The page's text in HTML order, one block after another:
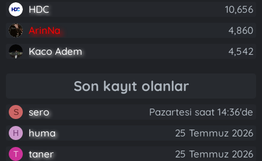
HDC
10,656
ArinNa
4,860
Kaco Adem
4,542
Son kayıt olanlar
S sero Pazartesi saat 14:36'de
H huma 25 Temmuz 2026
T taner 25 Temmuz 2026